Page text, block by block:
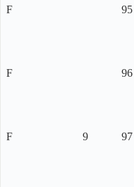
F 95
F 96
F 9 97